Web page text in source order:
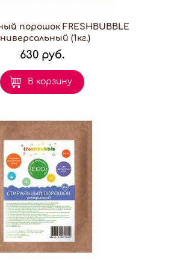
порошок FRESHBUBBLE
(1кг.)
630 руб.
В корзину